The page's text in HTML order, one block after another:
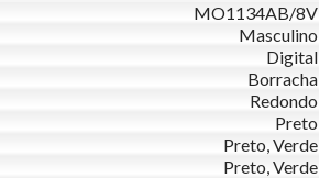
MO1134AB/8V
Masculino
Digital
Borracha
Redondo
Preto
Preto, Verde
Preto, Verde